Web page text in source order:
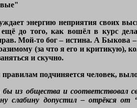
энергию неприятия своих
ещё до того, как вошёл в курс
Мой-то бог – истина. А Быкова
(за что я его и критикую),
и скучно.
правилам подчиняется человек,
из общества и соответствовал
допустил – отрёкся от